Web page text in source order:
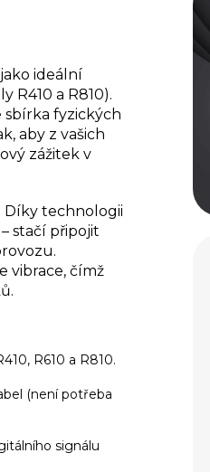
ideální
R410 a R810).
sbírka fyzických
aby z vašich
zážitek v
Díky technologii
stačí připojit
vibrace, čímž
R610 a R810.
(není potřeba
signálu